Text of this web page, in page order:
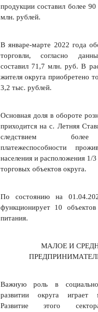
продукции составил более
млн. рублей.
В январе-марте 2022 года
торговли, согласно
составил 71,7 млн. руб. В
жителя округа приобре­тено
3,2 тыс. рублей.
Основная доля в обороте
приходится на с. Летняя
следствием
платежеспособности
населения и расположения 1/
торговых объек­тов округа.
По состоянию на
функционирует 10 объектов
питания.
МАЛОЕ И
Важную роль в социально-
развитии округа играет
Развитие этого